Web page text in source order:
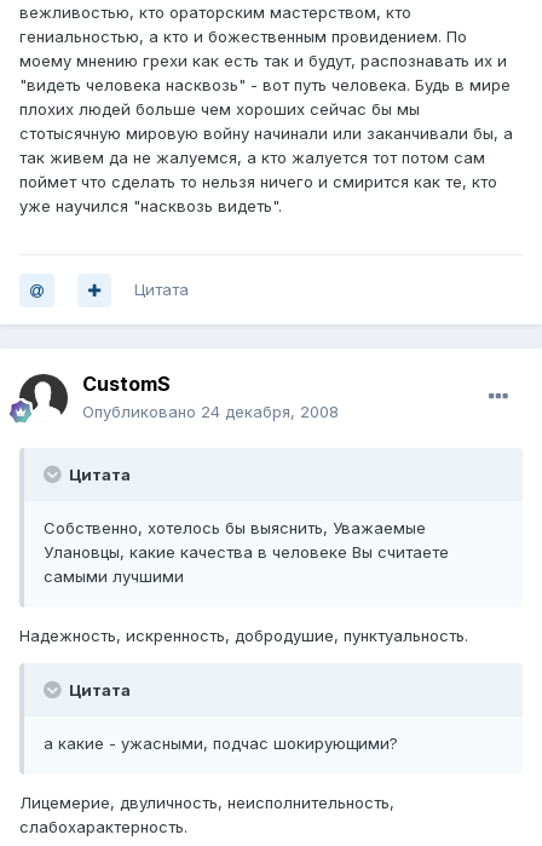
вежливостью, кто ораторским мастерством, кто
гениальностью, а кто и божественным провидением. По
моему мнению грехи как есть так и будут, распознавать их и
"видеть человека насквозь" - вот путь человека. Будь в мире
плохих людей больше чем хороших сейчас бы мы
стотысячную мировую войну начинали или заканчивали бы, а
так живем да не жалуемся, а кто жалуется тот потом сам
поймет что сделать то нельзя ничего и смирится как те, кто
уже научился "насквозь видеть".
Цитата
CustomS
Опубликовано 24 декабря, 2008
Цитата
Собственно, хотелось бы выяснить, Уважаемые
Улановцы, какие качества в человеке Вы считаете
самыми лучшими
Надежность, искренность, добродушие, пунктуальность.
Цитата
а какие - ужасными, подчас шокирующими?
Лицемерие, двуличность, неисполнительность,
слабохарактерность.